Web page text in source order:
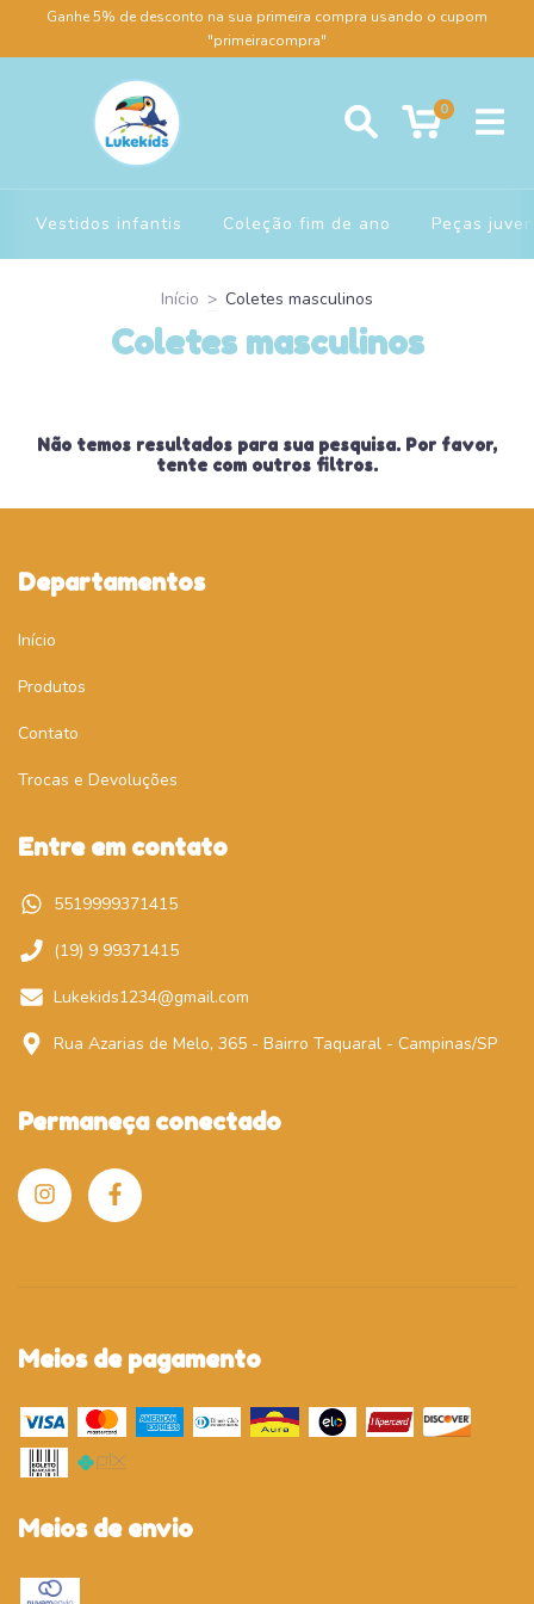
Ganhe 5% de desconto na sua primeira compra usando o cupom
"primeiracompra"
0
Vestidos infantis Coleção fim de ano Peças
Início > Coletes masculinos
Coletes masculinos
Não temos resultados para sua pesquisa. Por favor,
tente com outros filtros.
Departamentos
Início
Produtos
Contato
Trocas e Devoluções
Entre em contato
5519999371415
(19) 9 99371415
Lukekids1234@gmail.com
Rua Azarias de Melo, 365 - Bairro Taquaral - Campinas/SP
Permaneça conectado
Meios de pagamento
Meios de envio